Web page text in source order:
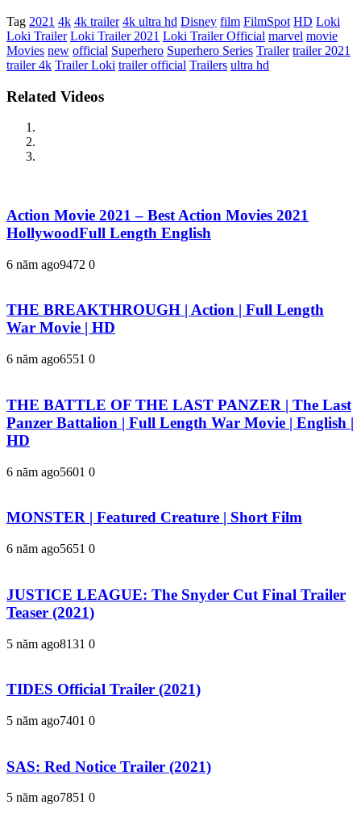
Tag 2021 4k 4k trailer 4k ultra hd Disney film FilmSpot HD Loki
Loki Trailer Loki Trailer 2021 Loki Trailer Official marvel movie
Movies new official Superhero Superhero Series Trailer trailer 2021
trailer 4k Trailer Loki trailer official Trailers ultra hd
Related Videos
Action Movie 2021 – Best Action Movies 2021
HollywoodFull Length English
6 năm ago9472 0
THE BREAKTHROUGH | Action | Full Length
War Movie | HD
6 năm ago6551 0
THE BATTLE OF THE LAST PANZER | The Last
Panzer Battalion | Full Length War Movie | English |
HD
6 năm ago5601 0
MONSTER | Featured Creature | Short Film
6 năm ago5651 0
JUSTICE LEAGUE: The Snyder Cut Final Trailer
Teaser (2021)
5 năm ago8131 0
TIDES Official Trailer (2021)
5 năm ago7401 0
SAS: Red Notice Trailer (2021)
5 năm ago7851 0